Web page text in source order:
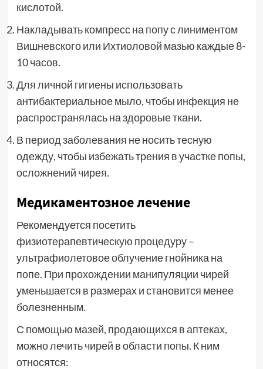
кислотой.
Накладывать компресс на попу с линиментом
Вишневского или Ихтиоловой мазью каждые 8-
10 часов.
Для личной гигиены использовать
антибактериальное мыло, чтобы инфекция не
распространялась на здоровые ткани.
В период заболевания не носить тесную
одежду, чтобы избежать трения в участке попы,
осложнений чирея.
Медикаментозное лечение
Рекомендуется посетить
физиотерапевтическую процедуру –
ультрафиолетовое облучение гнойника на
попе. При прохождении манипуляции чирей
уменьшается в размерах и становится менее
болезненным.
С помощью мазей, продающихся в аптеках,
можно лечить чирей в области попы. К ним
относятся: